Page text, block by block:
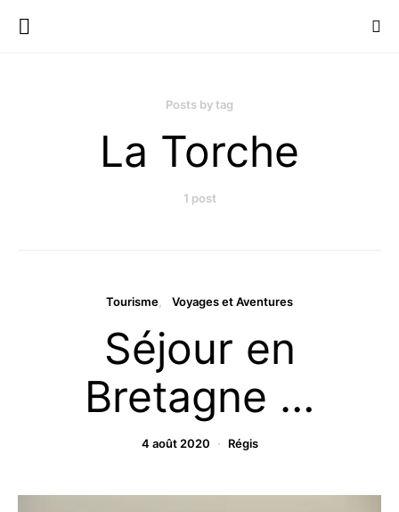
Posts by tag
La Torche
1 post
Tourisme Voyages et Aventures
Séjour en
Bretagne …
4 août 2020 Régis